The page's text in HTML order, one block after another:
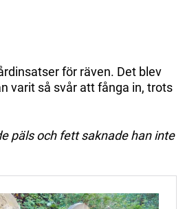
för räven. Det blev
varit så svår att fånga in, trots
päls och fett saknade han inte